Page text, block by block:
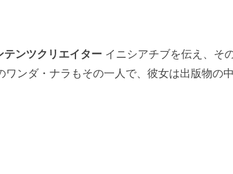
ンツクリエイター イニシアチブを伝え、そ
ンダ・ナラもその一人で、彼女は出版物の